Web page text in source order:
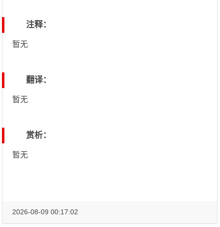
注释：
暂无
翻译：
暂无
赏析：
暂无
2026-08-09 00:17:02